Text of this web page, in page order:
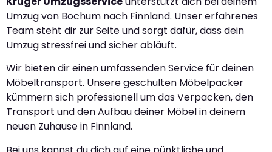
Umzug von Bochum nach Finnland. Unser erfahrenes
Team steht dir zur Seite und sorgt dafür, dass dein
Umzug stressfrei und sicher abläuft.
Wir bieten dir einen umfassenden Service für deinen
Möbeltransport. Unsere geschulten Möbelpacker
kümmern sich professionell um das Verpacken, den
Transport und den Aufbau deiner Möbel in deinem
neuen Zuhause in Finnland.